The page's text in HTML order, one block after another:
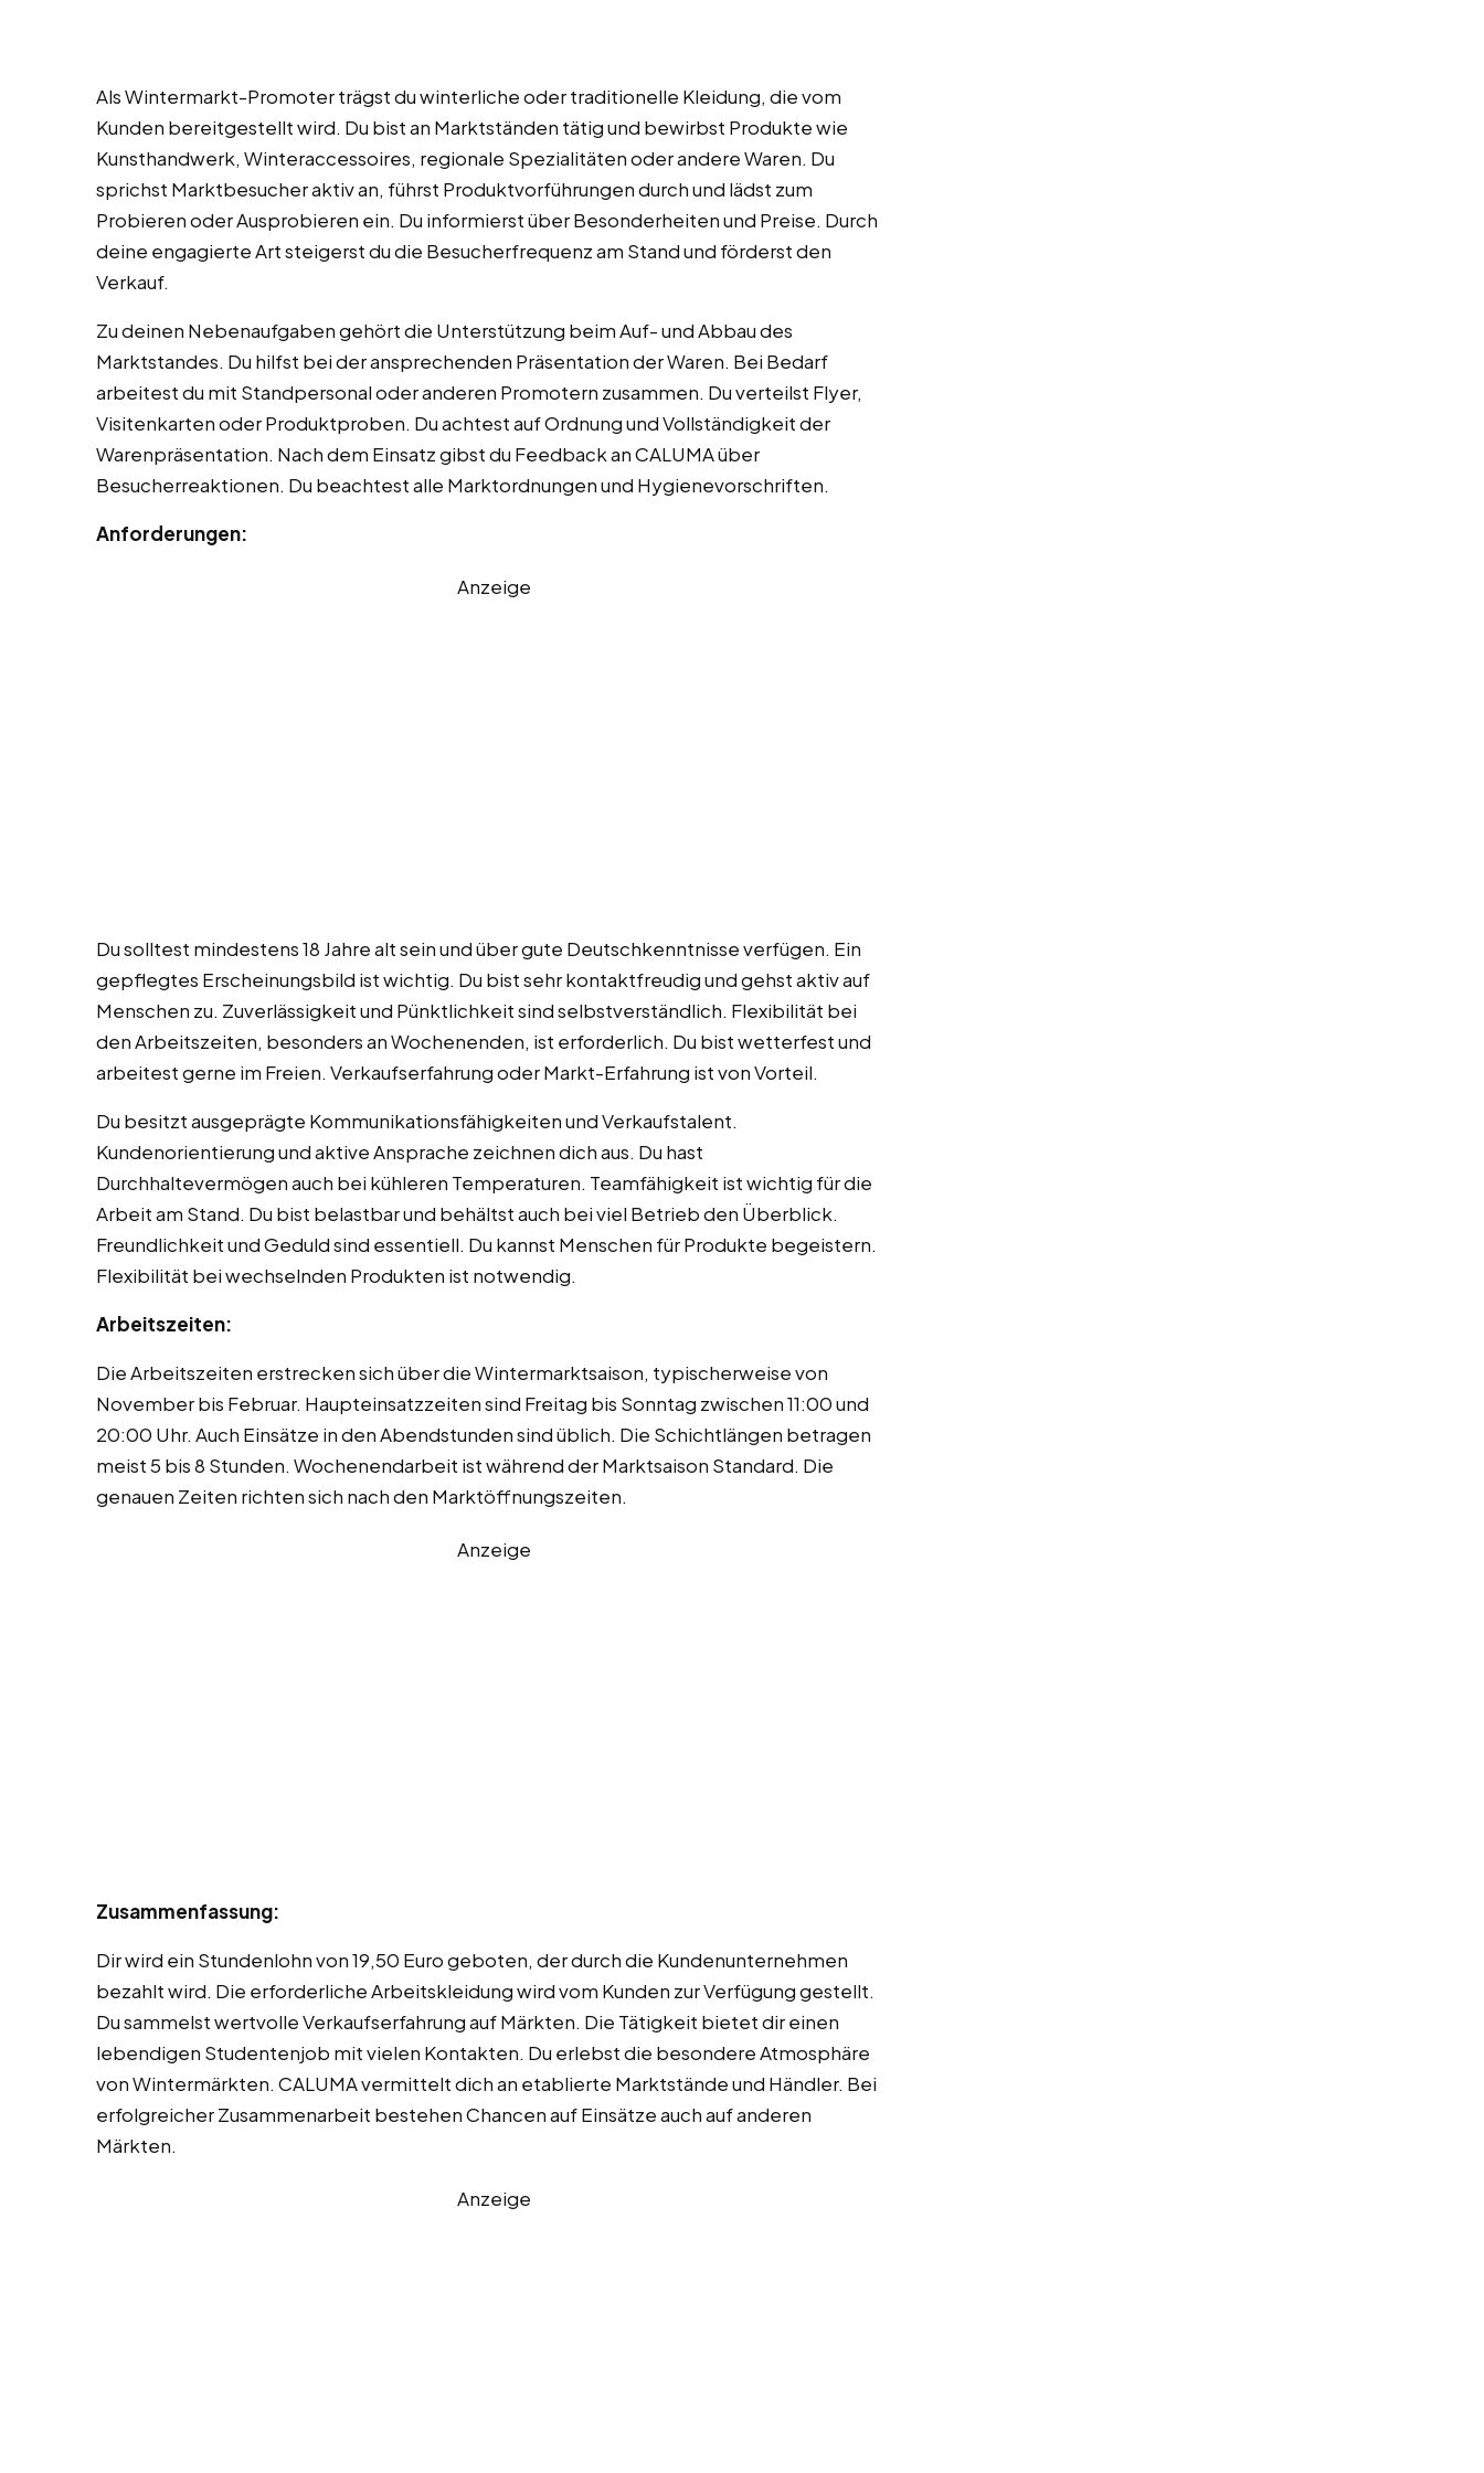
Als Wintermarkt-Promoter trägst du winterliche oder traditionelle Kleidung, die vom
Kunden bereitgestellt wird. Du bist an Marktständen tätig und bewirbst Produkte wie
Kunsthandwerk, Winteraccessoires, regionale Spezialitäten oder andere Waren. Du
sprichst Marktbesucher aktiv an, führst Produktvorführungen durch und lädst zum
Probieren oder Ausprobieren ein. Du informierst über Besonderheiten und Preise. Durch
deine engagierte Art steigerst du die Besucherfrequenz am Stand und förderst den
Verkauf.
Zu deinen Nebenaufgaben gehört die Unterstützung beim Auf- und Abbau des
Marktstandes. Du hilfst bei der ansprechenden Präsentation der Waren. Bei Bedarf
arbeitest du mit Standpersonal oder anderen Promotern zusammen. Du verteilst Flyer,
Visitenkarten oder Produktproben. Du achtest auf Ordnung und Vollständigkeit der
Warenpräsentation. Nach dem Einsatz gibst du Feedback an CALUMA über
Besucherreaktionen. Du beachtest alle Marktordnungen und Hygienevorschriften.
Anforderungen:
Anzeige
Du solltest mindestens 18 Jahre alt sein und über gute Deutschkenntnisse verfügen. Ein
gepflegtes Erscheinungsbild ist wichtig. Du bist sehr kontaktfreudig und gehst aktiv auf
Menschen zu. Zuverlässigkeit und Pünktlichkeit sind selbstverständlich. Flexibilität bei
den Arbeitszeiten, besonders an Wochenenden, ist erforderlich. Du bist wetterfest und
arbeitest gerne im Freien. Verkaufserfahrung oder Markt-Erfahrung ist von Vorteil.
Du besitzt ausgeprägte Kommunikationsfähigkeiten und Verkaufstalent.
Kundenorientierung und aktive Ansprache zeichnen dich aus. Du hast
Durchhaltevermögen auch bei kühleren Temperaturen. Teamfähigkeit ist wichtig für die
Arbeit am Stand. Du bist belastbar und behältst auch bei viel Betrieb den Überblick.
Freundlichkeit und Geduld sind essentiell. Du kannst Menschen für Produkte begeistern.
Flexibilität bei wechselnden Produkten ist notwendig.
Arbeitszeiten:
Die Arbeitszeiten erstrecken sich über die Wintermarktsaison, typischerweise von
November bis Februar. Haupteinsatzzeiten sind Freitag bis Sonntag zwischen 11:00 und
20:00 Uhr. Auch Einsätze in den Abendstunden sind üblich. Die Schichtlängen betragen
meist 5 bis 8 Stunden. Wochenendarbeit ist während der Marktsaison Standard. Die
genauen Zeiten richten sich nach den Marktöffnungszeiten.
Anzeige
Zusammenfassung:
Dir wird ein Stundenlohn von 19,50 Euro geboten, der durch die Kundenunternehmen
bezahlt wird. Die erforderliche Arbeitskleidung wird vom Kunden zur Verfügung gestellt.
Du sammelst wertvolle Verkaufserfahrung auf Märkten. Die Tätigkeit bietet dir einen
lebendigen Studentenjob mit vielen Kontakten. Du erlebst die besondere Atmosphäre
von Wintermärkten. CALUMA vermittelt dich an etablierte Marktstände und Händler. Bei
erfolgreicher Zusammenarbeit bestehen Chancen auf Einsätze auch auf anderen
Märkten.
Anzeige